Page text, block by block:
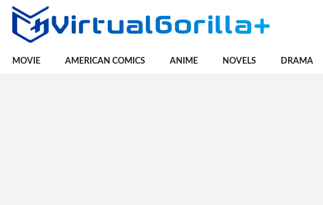
MOVIE AMERICAN COMICS ANIME NOVELS DRAMA